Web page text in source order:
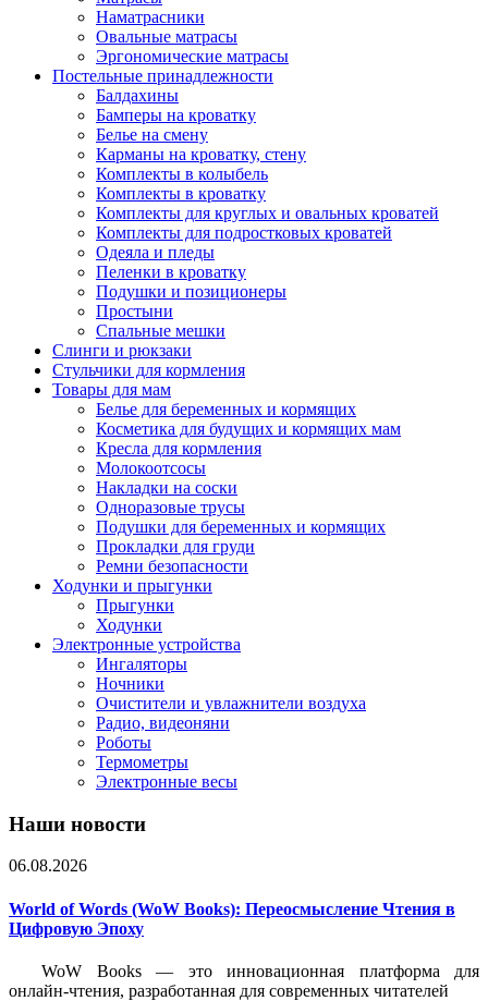
Наматрасники
Овальные матрасы
Эргономические матрасы
Постельные принадлежности
Балдахины
Бамперы на кроватку
Белье на смену
Карманы на кроватку, стену
Комплекты в колыбель
Комплекты в кроватку
Комплекты для круглых и овальных кроватей
Комплекты для подростковых кроватей
Одеяла и пледы
Пеленки в кроватку
Подушки и позиционеры
Простыни
Спальные мешки
Слинги и рюкзаки
Стульчики для кормления
Товары для мам
Белье для беременных и кормящих
Косметика для будущих и кормящих мам
Кресла для кормления
Молокоотсосы
Накладки на соски
Одноразовые трусы
Подушки для беременных и кормящих
Прокладки для груди
Ремни безопасности
Ходунки и прыгунки
Прыгунки
Ходунки
Электронные устройства
Ингаляторы
Ночники
Очистители и увлажнители воздуха
Радио, видеоняни
Роботы
Термометры
Электронные весы
Наши новости
06.08.2026
World of Words (WoW Books): Переосмысление Чтения в
Цифровую Эпоху
WoW Books — это инновационная платформа для
онлайн-чтения, разработанная для современных читателей